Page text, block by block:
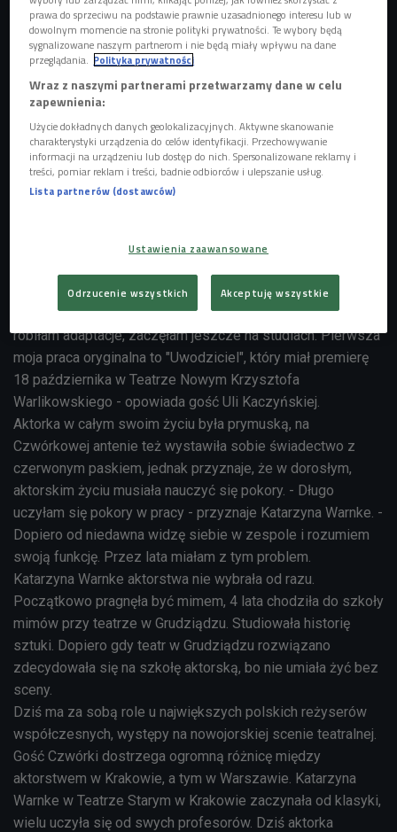
Katarzyna Warnke w spektaklu T.E.O.R.E.M.A.T. Grzegorza Jarzyny
Katarzyna Warnke jest dyplomowaną aktorką, kobietą wielu
się też w rolę reżyserki i autorki tekstów.
- Moje pisanie zaczęło się jakiś czas temu. Najpierw
robiłam adaptacje, zaczęłam jeszcze na studiach. Pierwsza
moja praca oryginalna to "Uwodziciel", który miał premierę
18 października w Teatrze Nowym Krzysztofa
Warlikowskiego - opowiada gość Uli Kaczyńskiej.
Aktorka w całym swoim życiu była prymuską, na
Czwórkowej antenie też wystawiła sobie świadectwo z
czerwonym paskiem, jednak przyznaje, że w dorosłym,
aktorskim życiu musiała nauczyć się pokory. - Długo
uczyłam się pokory w pracy - przyznaje Katarzyna Warnke. -
Dopiero od niedawna widzę siebie w zespole i rozumiem
swoją funkcję. Przez lata miałam z tym problem.
Katarzyna Warnke aktorstwa nie wybrała od razu.
Początkowo pragnęła być mimem, 4 lata chodziła do szkoły
mimów przy teatrze w Grudziądzu. Studiowała historię
sztuki. Dopiero gdy teatr w Grudziądzu rozwiązano
zdecydowała się na szkołę aktorską, bo nie umiała żyć bez
sceny.
Dziś ma za sobą role u największych polskich reżyserów
współczesnych, występy na nowojorskiej scenie teatralnej.
Gość Czwórki dostrzega ogromną różnicę między
aktorstwem w Krakowie, a tym w Warszawie. Katarzyna
Warnke w Teatrze Starym w Krakowie zaczynała od klasyki,
wielu uczyła się od swych profesorów. Dziś aktorka
prawa do sprzeciwu na podstawie prawnie uzasadnionego interesu lub w
dowolnym momencie na stronie polityki prywatności. Te wybory będą
sygnalizowane naszym partnerom i nie będą miały wpływu na dane
przeglądania. Polityka prywatności
Wraz z naszymi partnerami przetwarzamy dane w celu
zapewnienia:
Użycie dokładnych danych geolokalizacyjnych. Aktywne skanowanie
charakterystyki urządzenia do celów identyfikacji. Przechowywanie
informacji na urządzeniu lub dostęp do nich. Spersonalizowane reklamy i
treści, pomiar reklam i treści, badnie odbiorców i ulepszanie usług.
Lista partnerów (dostawców)
Ustawienia zaawansowane
Odrzucenie wszystkich Akceptuję wszystkie